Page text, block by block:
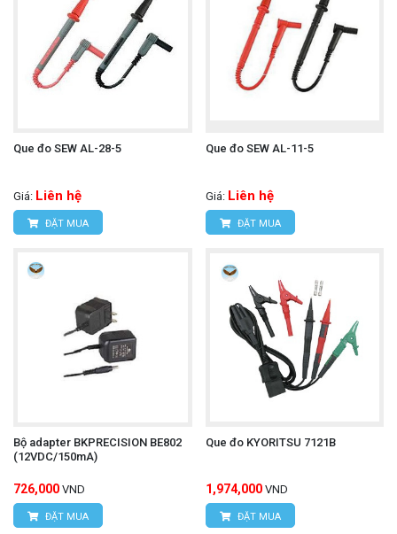
Que đo SEW AL-28-5
Giá: Liên hệ
ĐẶT MUA
Que đo SEW AL-11-5
Giá: Liên hệ
ĐẶT MUA
Bộ adapter BKPRECISION BE802
(12VDC/150mA)
726,000 VND
ĐẶT MUA
Que đo KYORITSU 7121B
1,974,000 VND
ĐẶT MUA